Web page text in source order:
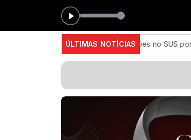
ÚLTIMAS NOTÍCIAS
em até 85% internações no SUS por fibrose cística